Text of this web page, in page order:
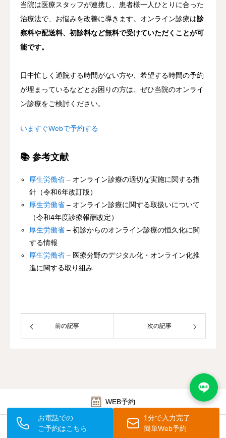
当院は医療スタッフが連携し、患者様一人ひとりに合った
治療法で、お悩みを改善に導きます。オンライン診療は診
察料や配送料、初診料など無料で受けていただくことが可
能です。
日中忙しく通院する時間がない方や、希望する時間の予約
が埋まっているなどとお困りの方は、ぜひ当院のオンライ
ン診療をご検討ください。
いますぐWebで予約する
📚 参考文献
厚生労働省 – オンライン診療の適切な実施に関する指
針（令和6年改訂版）
厚生労働省 – オンライン診療に関する取扱いについて
（令和4年度診療報酬改定）
厚生労働省 – 初診からのオンライン診療の恒久化に関
する情報
厚生労働省 – 医療分野のデジタル化・オンライン化推
進に関する取り組み
前の記事 次の記事
WEB予約
料金表
お電話での
ご予約はこちら
1分で入力完了
簡単Web予約